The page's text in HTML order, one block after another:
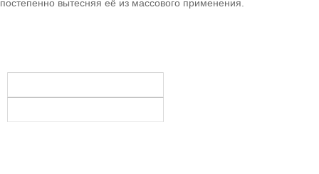
постепенно вытесняя её из массового применения.